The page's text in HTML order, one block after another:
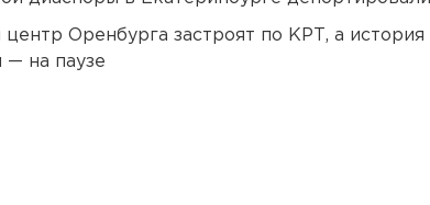
центр Оренбурга застроят по КРТ, а история
— на паузе